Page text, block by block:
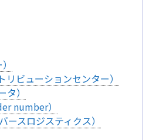
リビューションセンター）
）
number）
スロジスティクス）